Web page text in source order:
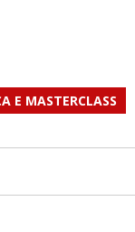
E MASTERCLASS